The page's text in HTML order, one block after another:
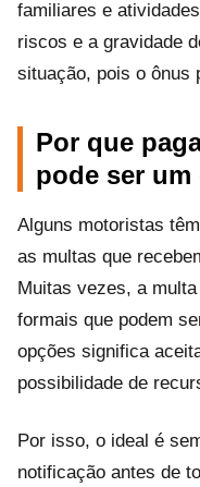
familiares e
riscos e a gravidade
situação, pois o ônus
Por que
pode ser um
Alguns motoristas
as multas que
Muitas vezes, a
formais que podem
opções significa
possibilidade de
Por isso, o ideal é
notificação antes de